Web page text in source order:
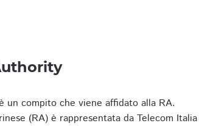
compito che viene affidato alla RA.
(RA) è rappresentata da Telecom